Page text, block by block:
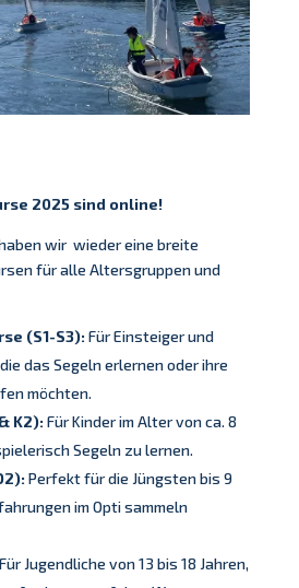
2025 sind online!
wir wieder eine breite
für alle Altersgruppen und
(S1-S3): Für Einsteiger und
das Segeln erlernen oder ihre
möchten.
K2): Für Kinder im Alter von ca. 8
Segeln zu lernen.
Perfekt für die Jüngsten bis 9
im Opti sammeln
Für Jugendliche von 13 bis 18 Jahren,